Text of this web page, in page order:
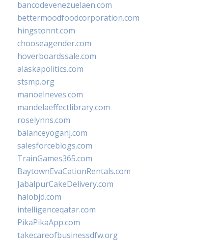
bancodevenezuelaen.com
bettermoodfoodcorporation.com
hingstonnt.com
chooseagender.com
hoverboardssale.com
alaskapolitics.com
stsmp.org
manoelneves.com
mandelaeffectlibrary.com
roselynns.com
balanceyoganj.com
salesforceblogs.com
TrainGames365.com
BaytownEvaCationRentals.com
JabalpurCakeDelivery.com
halobjd.com
intelligenceqatar.com
PikaPikaApp.com
takecareofbusinessdfw.org